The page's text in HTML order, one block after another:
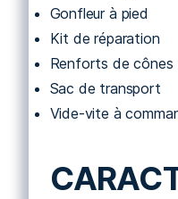
Gonfleur à pied
Kit de réparation
Renforts de cônes
Sac de transport
Vide-vite à